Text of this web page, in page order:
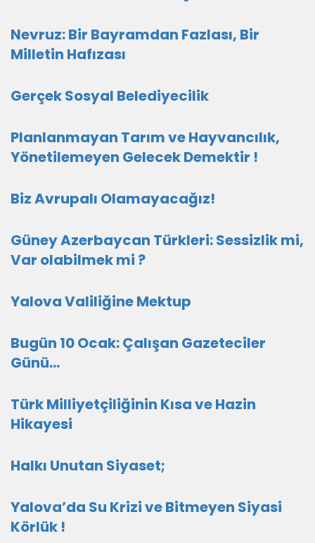
Nevruz: Bir Bayramdan Fazlası, Bir
Milletin Hafızası
Gerçek Sosyal Belediyecilik
Planlanmayan Tarım ve Hayvancılık,
Yönetilemeyen Gelecek Demektir !
Biz Avrupalı Olamayacağız!
Güney Azerbaycan Türkleri: Sessizlik mi,
Var olabilmek mi ?
Yalova Valiliğine Mektup
Bugün 10 Ocak: Çalışan Gazeteciler
Günü…
Türk Milliyetçiliğinin Kısa ve Hazin
Hikayesi
Halkı Unutan Siyaset;
Yalova’da Su Krizi ve Bitmeyen Siyasi
Körlük !